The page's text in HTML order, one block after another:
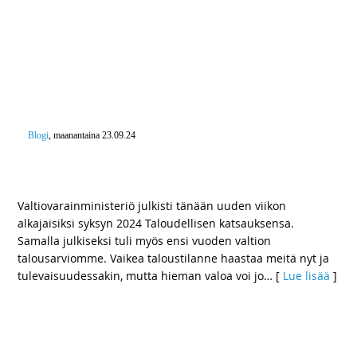
Blogi, maanantaina 23.09.24
Valtiovarainministeriö julkisti tänään uuden viikon
alkajaisiksi syksyn 2024 Taloudellisen katsauksensa.
Samalla julkiseksi tuli myös ensi vuoden valtion
talousarviomme. Vaikea taloustilanne haastaa meitä nyt ja
tulevaisuudessakin, mutta hieman valoa voi jo… [ Lue lisää ]